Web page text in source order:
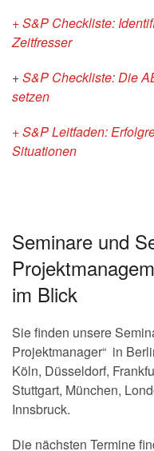
+ S&P Checkliste:
Zeitfresser
+S&P Checkliste: Die
setzen
+ S&P Leitfaden:
Situationen
Seminare und
im Blick
Sie finden unsere
Projektmanager“ in
Köln, Düsseldorf,
Stuttgart, München,
Innsbruck.
Die nächsten Termine